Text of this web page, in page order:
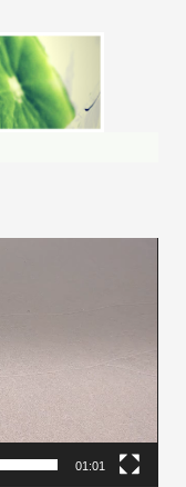
01:01